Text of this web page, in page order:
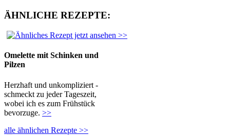
ÄHNLICHE REZEPTE:
Omelette mit Schinken und
Pilzen
Herzhaft und unkompliziert -
schmeckt zu jeder Tageszeit,
wobei ich es zum Frühstück
bevorzuge. >>
alle ähnlichen Rezepte >>